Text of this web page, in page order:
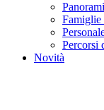
Famiglie
Percorsi
Novità